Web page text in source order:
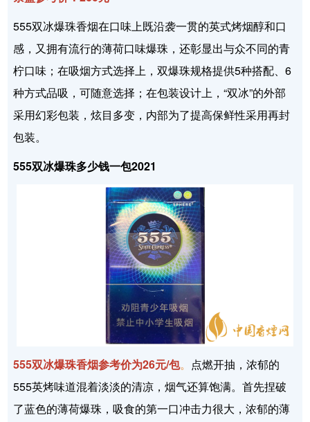
555双冰爆珠香烟在口味上既沿袭一贯的英式烤烟醇和口
感，又拥有流行的薄荷口味爆珠，还彰显出与众不同的青
柠口味；在吸烟方式选择上，双爆珠规格提供5种搭配、6
种方式品吸，可随意选择；在包装设计上，“双冰”的外部
采用幻彩包装，炫目多变，内部为了提高保鲜性采用再封
包装。
555双冰爆珠多少钱一包2021
555双冰爆珠香烟参考价为26元/包。 点燃开抽，浓郁的
555英烤味道混着淡淡的清凉，烟气还算饱满。首先捏破
了蓝色的薄荷爆珠，吸食的第一口冲击力很大，浓郁的薄